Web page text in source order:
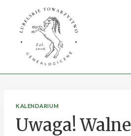
KALENDARIUM
Uwaga! Walne